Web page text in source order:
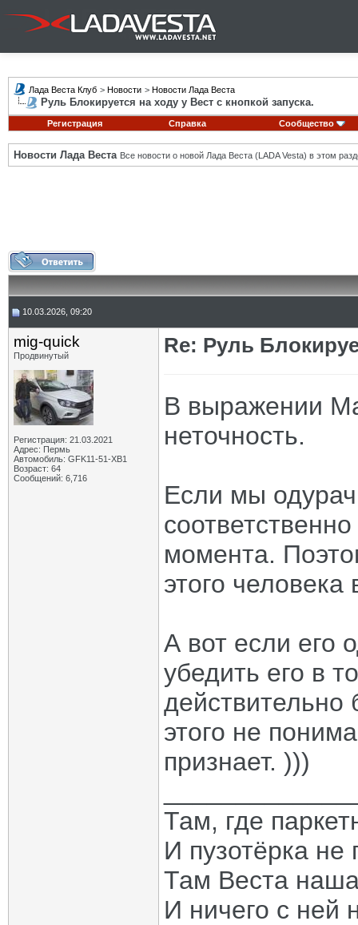
Лада Веста Клуб > Новости > Новости Лада Веста
Руль Блокируется на ходу у Вест с кнопкой запуска.
Регистрация Справка Сообщество
Новости Лада Веста Все новости о новой Лада Веста (LADA Vesta) в этом
10.03.2026, 09:20
mig-quick
Продвинутый
Регистрация: 21.03.2021
Адрес: Пермь
Автомобиль: GFK11-51-ХВ1
Возраст: 64
Сообщений: 6,716
Re: Руль
В выражении
неточность.
Если мы
момента.
этого
А вот если его
убедить его в
действительно
этого не
признает. )))
Там, где
И пузотёрка не
Там Веста
И ничего с ней